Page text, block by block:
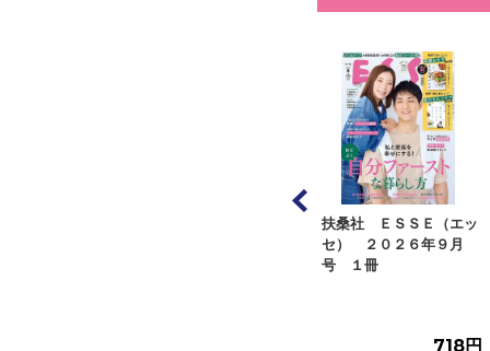
アシェット・コレクショ
ンズ・ジャパン くまの
プーさん楽しい...
272円